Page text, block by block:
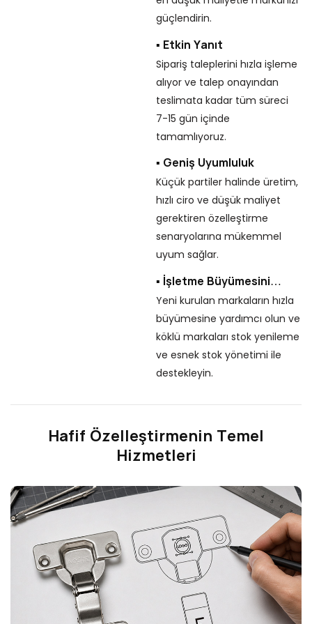
güçlendirin.
▪ Etkin Yanıt
Sipariş taleplerini hızla işleme
alıyor ve talep onayından
teslimata kadar tüm süreci
7-15 gün içinde
tamamlıyoruz.
▪ Geniş Uyumluluk
Küçük partiler halinde üretim,
hızlı ciro ve düşük maliyet
gerektiren özelleştirme
senaryolarına mükemmel
uyum sağlar.
▪ İşletme Büyümesini
Destekleyin
Yeni kurulan markaların hızla
büyümesine yardımcı olun ve
köklü markaları stok yenileme
ve esnek stok yönetimi ile
destekleyin.
Hafif Özelleştirmenin Temel
Hizmetleri